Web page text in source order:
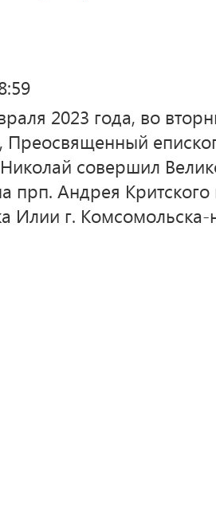
2023 года, во
Преосвященный
совершил
прп. Андрея
Илии г.